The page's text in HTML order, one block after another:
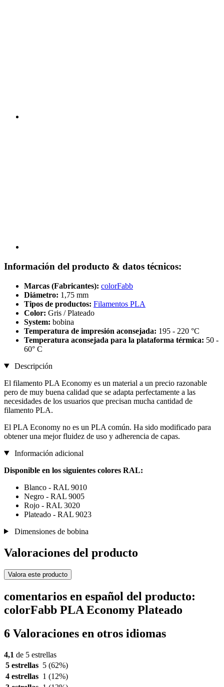
Información del producto & datos técnicos:
Marcas (Fabricantes): colorFabb
Diámetro: 1,75 mm
Tipos de productos: Filamentos PLA
Color: Gris / Plateado
System: bobina
Temperatura de impresión aconsejada: 195 - 220 °C
Temperatura aconsejada para la plataforma térmica: 50 -
60° C
Descripción
El filamento PLA Economy es un material a un precio razonable
pero de muy buena calidad que se adapta perfectamente a las
necesidades de los usuarios que precisan mucha cantidad de
filamento PLA.
El PLA Economy no es un PLA común. Ha sido modificado para
obtener una mejor fluidez de uso y adherencia de capas.
Información adicional
Disponible en los siguientes colores RAL:
Blanco - RAL 9010
Negro - RAL 9005
Rojo - RAL 3020
Plateado - RAL 9023
Dimensiones de bobina
Valoraciones del producto
Valora este producto
comentarios en español del producto:
colorFabb PLA Economy Plateado
6 Valoraciones en otros idiomas
4,1 de 5 estrellas
5 estrellas 5 (62%)
4 estrellas 1 (12%)